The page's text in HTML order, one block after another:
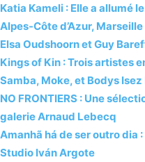
Katia Kameli : Elle a allumé
Alpes-Côte d’Azur, Marseille
Elsa Oudshoorn et Guy
Kings of Kin : Trois artistes
Samba, Moke, et Bodys
NO FRONTIERS : Une
galerie Arnaud Lebecq
Amanhã há de ser outro dia
Studio Iván Argote